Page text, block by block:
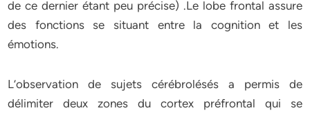
de ce dernier étant peu précise) .Le lobe frontal assure
des fonctions se situant entre la cognition et les
émotions.
L’observation de sujets cérébrolésés a permis de
délimiter deux zones du cortex préfrontal qui se